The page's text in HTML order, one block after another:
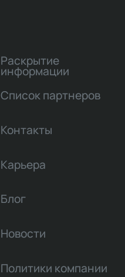
Раскрытие
информации
Список партнеров
Контакты
Карьера
Блог
Новости
Политики компании